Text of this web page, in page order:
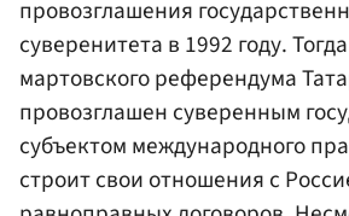
провозглашения
суверенитета в 1992 году.
мартовского референдума
провозглашен суверенным
субъектом международного
строит свои отношения с